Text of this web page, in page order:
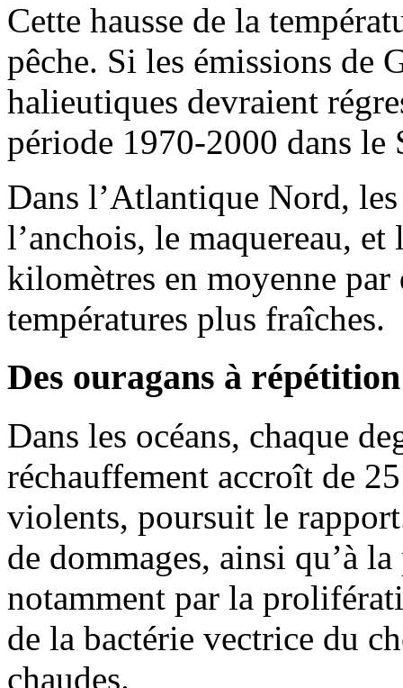
Cette hausse de la
pêche. Si les émissions de
halieutiques devraient
période 1970-2000 dans le
Dans l’Atlantique Nord,
l’anchois, le maquereau,
kilomètres en moyenne par
températures plus fraîches.
Des ouragans à répétition
Dans les océans, chaque
réchauffement accroît de
violents, poursuit le
de dommages, ainsi qu’à
notamment par la
de la bactérie vectrice du
chaudes.